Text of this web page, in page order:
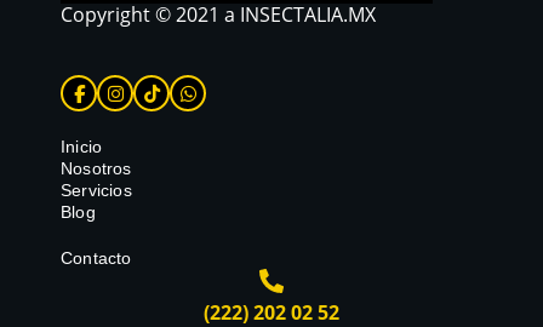
Copyright © 2021 a INSECTALIA.MX
Inicio
Nosotros
Servicios
Blog
Contacto
(222) 202 02 52